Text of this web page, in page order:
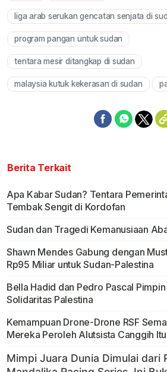
liga arab serukan gencatan senjata di
program pangan untuk sudan
tentara mesir ditangkap di sudan
malaysia kutuk kekerasan di sudan
Berita Terkait
Apa Kabar Sudan? Tentara
Tembak Sengit di Kordofan
Sudan dan Tragedi Kemanusiaan
Shawn Mendes Gabung dengan
Rp95 Miliar untuk Sudan-Palestina
Bella Hadid dan Pedro Pascal
Solidaritas Palestina
Kemampuan Drone-Drone RSF
Mereka Peroleh Alutsista Canggih